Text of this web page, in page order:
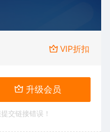
VIP折扣
升级会员
交链接错误！